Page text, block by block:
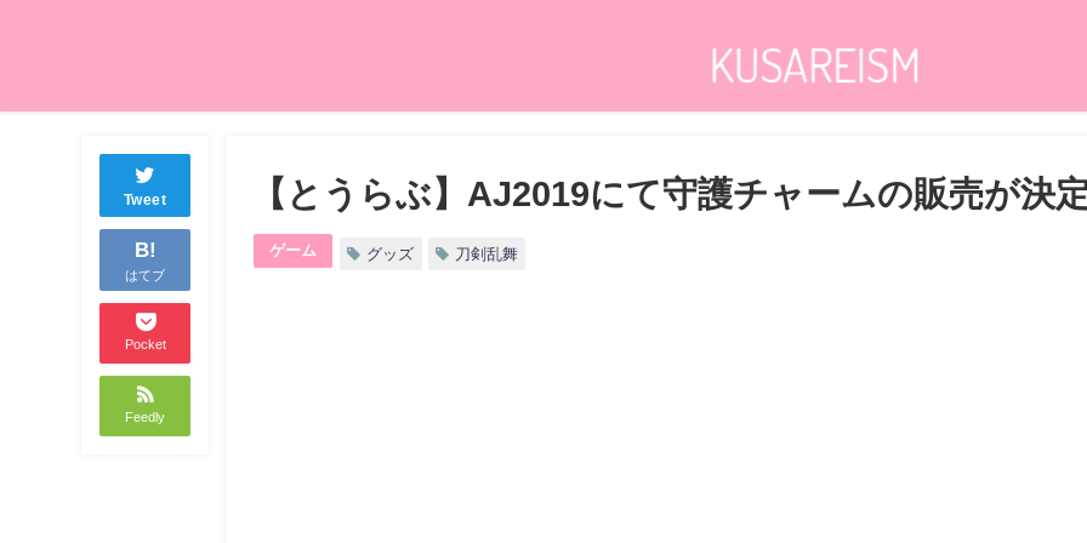
Tweet
B!
はてブ
Pocket
Feedly
【とうらぶ】AJ2019にて守護チャームの販売が決
ゲーム グッズ 刀剣乱舞